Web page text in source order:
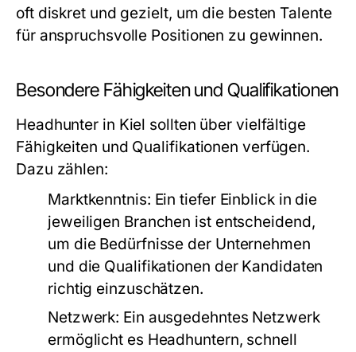
oft diskret und gezielt, um die besten Talente
für anspruchsvolle Positionen zu gewinnen.
Besondere Fähigkeiten und Qualifikationen
Headhunter in Kiel sollten über vielfältige
Fähigkeiten und Qualifikationen verfügen.
Dazu zählen:
Marktkenntnis: Ein tiefer Einblick in die
jeweiligen Branchen ist entscheidend,
um die Bedürfnisse der Unternehmen
und die Qualifikationen der Kandidaten
richtig einzuschätzen.
Netzwerk: Ein ausgedehntes Netzwerk
ermöglicht es Headhuntern, schnell